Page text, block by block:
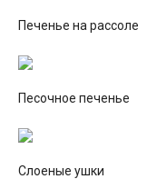
Печенье на рассоле
Песочное печенье
Слоеные ушки